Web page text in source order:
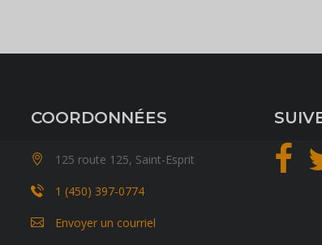
COORDONNÉES
125 route 125, Saint-Esprit
1 (450) 397-0774
Envoyer un courriel